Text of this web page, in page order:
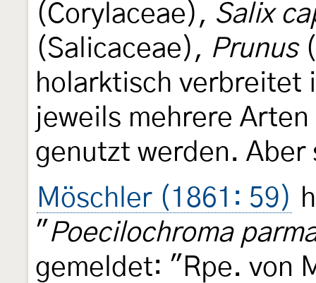
(Corylaceae), Salix
(Salicaceae), Prunus
holarktisch verbreitet
jeweils mehrere
genutzt werden. Aber
Möschler (1861: 59)
" Poecilochroma
gemeldet: "Rpe. von